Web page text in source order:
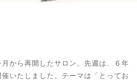
から再開したサロン。先週は、６年
いたしました。テーマは「とってお